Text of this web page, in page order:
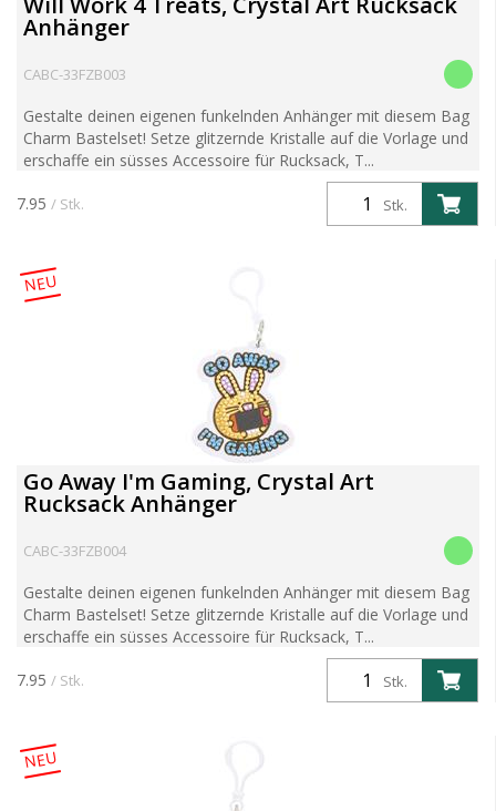
Anhänger
CABC-33FZB003
Gestalte deinen eigenen funkelnden Anhänger mit diesem Bag
Charm Bastelset! Setze glitzernde Kristalle auf die Vorlage und
erschaffe ein süsses Accessoire für Rucksack, T...
Stk.
7.95 / Stk.
NEU
Go Away I'm Gaming, Crystal Art
Rucksack Anhänger
CABC-33FZB004
Gestalte deinen eigenen funkelnden Anhänger mit diesem Bag
Charm Bastelset! Setze glitzernde Kristalle auf die Vorlage und
erschaffe ein süsses Accessoire für Rucksack, T...
Stk.
7.95 / Stk.
NEU